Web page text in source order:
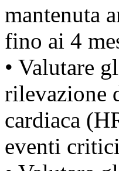
mantenuta
fino ai 4
• Valutare
rilevazione
cardiaca
eventi